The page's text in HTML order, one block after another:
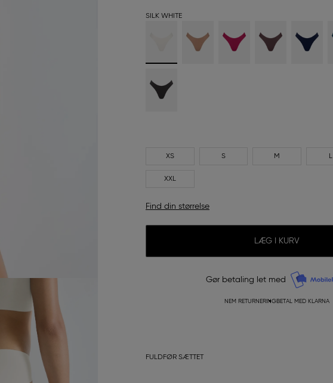
SILK WHITE
XS S M L
XXL
Find din størrelse
LÆG I KURV
Gør betaling let med
NEM RETURNERINGBETAL MED KLARNA
FULDFØR SÆTTET